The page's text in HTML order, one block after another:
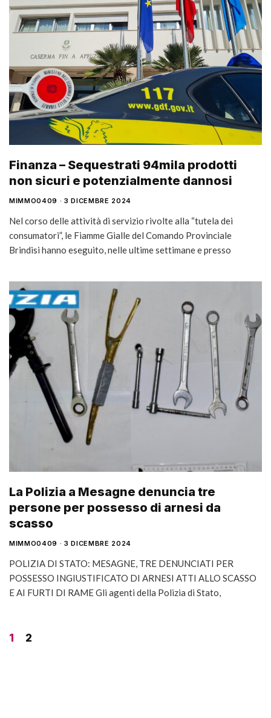
Finanza – Sequestrati 94mila prodotti
non sicuri e potenzialmente dannosi
MIMMO0409 3 DICEMBRE 2024
Nel corso delle attività di servizio rivolte alla “tutela dei
consumatori”, le Fiamme Gialle del Comando Provinciale
Brindisi hanno eseguito, nelle ultime settimane e presso
La Polizia a Mesagne denuncia tre
persone per possesso di arnesi da
scasso
MIMMO0409 3 DICEMBRE 2024
POLIZIA DI STATO: MESAGNE, TRE DENUNCIATI PER
POSSESSO INGIUSTIFICATO DI ARNESI ATTI ALLO SCASSO
E AI FURTI DI RAME Gli agenti della Polizia di Stato,
1 2